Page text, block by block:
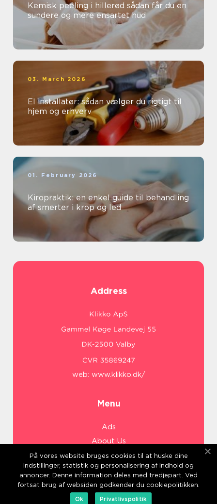
Kemisk peeling i hillerød sådan får du en
sundere og mere ensartet hud
03. March 2026
El installatør: sådan vælger du rigtigt til
hjem og erhverv
01. February 2026
Kiropraktik: en enkel guide til behandling
af smerter i krop og led
Address
web: www.klikko.dk/
Menu
Ads
About Us
Cookies
Contact
Sitemap
På vores website bruges cookies til at huske dine
indstillinger, statistik og personalisering af indhold og
annoncer. Denne information deles med tredjepart. Ved
fortsat brug af websiden godkender du cookiepolitikken.
Ok
Privatlivspolitik